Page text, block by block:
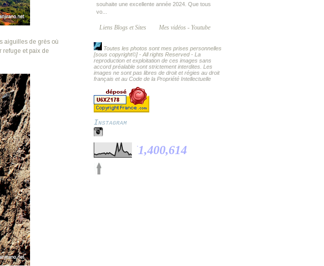
aiguilles de grès où
refuge et paix de
souhaite une excellente année 2024. Que tous
vo...
Liens Blogs et Sites Mes vidéos - Youtube
Toutes les photos sont mes prises personnelles
[sous copyright©] - All rights Reserved - La
reproduction et exploitation de ces images sans
accord préalable sont strictement interdites. Les
images ne sont pas libres de droit et régies au droit
français et au Code de la Propriété Intellectuelle
Instagram
1,400,614